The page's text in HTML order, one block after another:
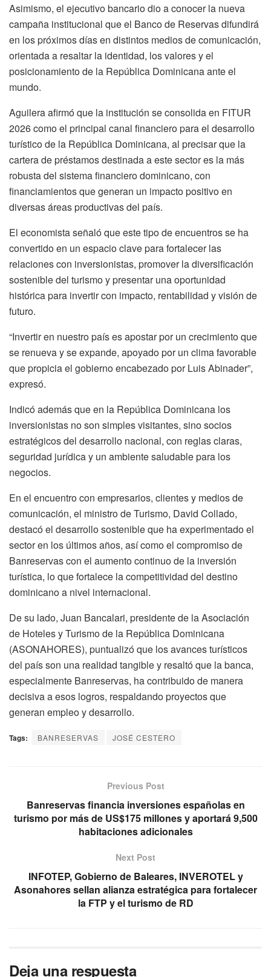
Asimismo, el ejecutivo bancario dio a conocer la nueva
campaña institucional que el Banco de Reservas difundirá
en los próximos días en distintos medios de comunicación,
orientada a resaltar la identidad, los valores y el
posicionamiento de la República Dominicana ante el
mundo.
Aguilera afirmó que la institución se consolida en FITUR
2026 como el principal canal financiero para el desarrollo
turístico de la República Dominicana, al precisar que la
cartera de préstamos destinada a este sector es la más
robusta del sistema financiero dominicano, con
financiamientos que generan un impacto positivo en
diversas áreas productivas del país.
El economista señaló que este tipo de encuentros se ha
convertido en un espacio clave para fortalecer las
relaciones con inversionistas, promover la diversificación
sostenible del turismo y presentar una oportunidad
histórica para invertir con impacto, rentabilidad y visión de
futuro.
“Invertir en nuestro país es apostar por un crecimiento que
se renueva y se expande, apoyado por un clima favorable
que propicia el gobierno encabezado por Luis Abinader”,
expresó.
Indicó además que en la República Dominicana los
inversionistas no son simples visitantes, sino socios
estratégicos del desarrollo nacional, con reglas claras,
seguridad jurídica y un ambiente saludable para los
negocios.
En el encuentro con empresarios, clientes y medios de
comunicación, el ministro de Turismo, David Collado,
destacó el desarrollo sostenible que ha experimentado el
sector en los últimos años, así como el compromiso de
Banreservas con el aumento continuo de la inversión
turística, lo que fortalece la competitividad del destino
dominicano a nivel internacional.
De su lado, Juan Bancalari, presidente de la Asociación
de Hoteles y Turismo de la República Dominicana
(ASONAHORES), puntualizó que los avances turísticos
del país son una realidad tangible y resaltó que la banca,
especialmente Banreservas, ha contribuido de manera
decisiva a esos logros, respaldando proyectos que
generan empleo y desarrollo.
Tags: BANRESERVAS JOSÉ CESTERO
Previous Post
Banreservas financia inversiones españolas en
turismo por más de US$175 millones y aportará 9,500
habitaciones adicionales
Next Post
INFOTEP, Gobierno de Baleares, INVEROTEL y
Asonahores sellan alianza estratégica para fortalecer
la FTP y el turismo de RD
Deja una respuesta